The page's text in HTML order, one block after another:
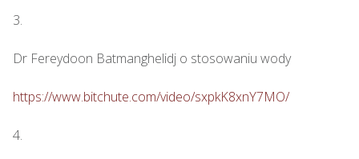
3.
Dr Fereydoon Batmanghelidj o stosowaniu wody
https://www.bitchute.com/video/sxpkK8xnY7MO/
4.